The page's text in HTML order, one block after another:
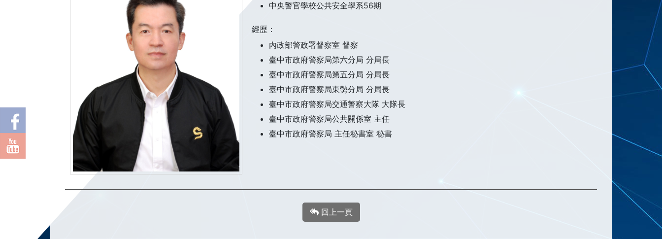
中央警官學校公共安全學系56期
經歷：
內政部警政署督察室 督察
臺中市政府警察局第六分局 分局長
臺中市政府警察局第五分局 分局長
臺中市政府警察局東勢分局 分局長
臺中市政府警察局交通警察大隊 大隊長
臺中市政府警察局公共關係室 主任
臺中市政府警察局 主任秘書室 秘書
回上一頁